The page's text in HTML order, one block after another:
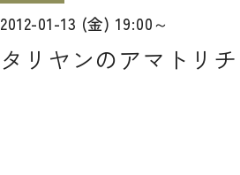
2012-01-13 (金) 19:00～
タリヤンのアマトリ